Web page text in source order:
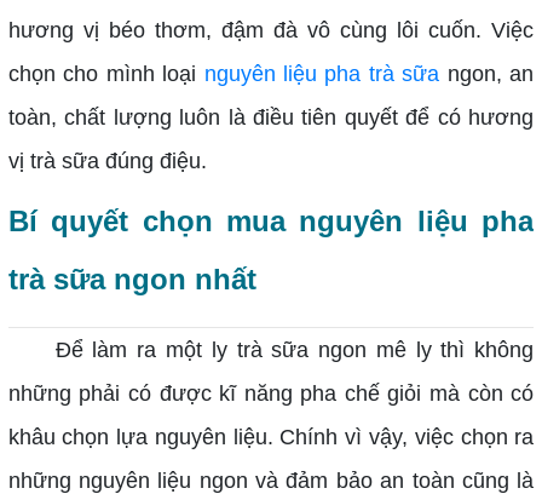
hương vị béo thơm, đậm đà vô cùng lôi cuốn. Việc
chọn cho mình loại nguyên liệu pha trà sữa ngon, an
toàn, chất lượng luôn là điều tiên quyết để có hương
vị trà sữa đúng điệu.
Bí quyết chọn mua nguyên liệu pha
trà sữa ngon nhất
Để làm ra một ly trà sữa ngon mê ly thì không
những phải có được kĩ năng pha chế giỏi mà còn có
khâu chọn lựa nguyên liệu. Chính vì vậy, việc chọn ra
những nguyên liệu ngon và đảm bảo an toàn cũng là